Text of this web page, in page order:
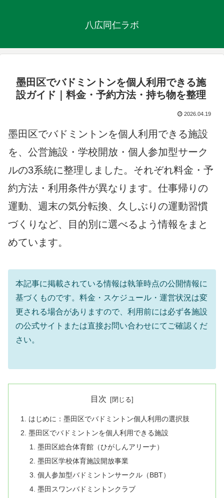
八広同仁ラボ
墨田区でバドミントンを個人利用できる施
設ガイド｜料金・予約方法・持ち物を整理
2026.04.19
墨田区でバドミントンを個人利用できる施設
を、公営施設・学校開放・個人参加型サーク
ルの3系統に整理しました。それぞれ料金・予
約方法・利用条件が異なります。仕事帰りの
運動、週末の気分転換、久しぶりの運動習慣
づくりなど、目的別に選べるよう情報をまと
めています。
本記事に掲載されている情報は執筆時点の公開情報に
基づくものです。料金・スケジュール・運営状況は変
更される場合がありますので、利用前には必ず各施設
の公式サイトまたは直接お問い合わせにてご確認くだ
さい。
目次
はじめに：墨田区でバドミントン個人利用の選択肢
墨田区でバドミントンを個人利用できる施設
墨田区総合体育館（ひがしんアリーナ）
墨田区学校体育施設開放事業
個人参加型バドミントンサークル（BBT）
墨田スワンバドミントンクラブ